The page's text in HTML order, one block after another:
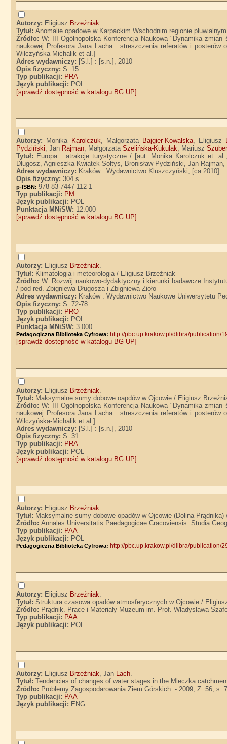
Autorzy: Eligiusz Brzeźniak.
Tytuł:Anomalie opadowe w Karpackim Wschodnim regionie
Źródło:W: III Ogólnopolska Konferencja Naukowa "Dynamika zmian
naukowej Profesora Jana Lacha : streszczenia referatów i
Wilczyńska-Michalik et al.]
Adres wydawniczy: [S.l.] : [s.n.], 2010
Opis fizyczny:S. 15
Typ publikacji: PRA
Język publikacji: POL
[sprawdź dostępność w katalogu BG UP]
Autorzy: Monika Karolczuk, Małgorzata Bajgier-Kowalska, Eligiusz
Pydziński, Jan Rajman, MałgorzataSzelińska-Kukulak, Mariusz
Tytuł: Europa : atrakcje turystyczne / [aut. Monika Karolczuk et.
Długosz, Agnieszka Kwiatek-Sołtys, Bronisław Pydziński, Jan
Adres wydawniczy: Kraków : Wydawnictwo Kluszczyński, [ca 2010]
Opis fizyczny:304 s.
p-ISBN:978-83-7447-112-1
Typ publikacji: PM
Język publikacji: POL
Punktacja MNiSW: 12.000
[sprawdź dostępność w katalogu BG UP]
Autorzy: Eligiusz Brzeźniak.
Tytuł: Klimatologia i meteorologia / Eligiusz Brzeźniak
Źródło: W: Rozwój naukowo-dydaktyczny i kierunki badawcze
/ pod red. Zbigniewa Długosza i Zbigniewa Zioło
Adres wydawniczy: Kraków : Wydawnictwo Naukowe Uniwersytetu
Opis fizyczny:S. 72-78
Typ publikacji: PRO
Język publikacji: POL
Punktacja MNiSW:3.000
Pedagogiczna Biblioteka Cyfrowa: http://pbc.up.krakow.pl/dlibra/publication/
[sprawdź dostępność w katalogu BG UP]
Autorzy: Eligiusz Brzeźniak.
Tytuł: Maksymalne sumy dobowe oapdów w Ojcowie / Eligiusz
Źródło:W: III Ogólnopolska Konferencja Naukowa "Dynamika zmian
naukowej Profesora Jana Lacha : streszczenia referatów i
Wilczyńska-Michalik et al.]
Adres wydawniczy: [S.l.] : [s.n.], 2010
Opis fizyczny:S. 31
Typ publikacji: PRA
Język publikacji: POL
[sprawdź dostępność w katalogu BG UP]
Autorzy: Eligiusz Brzeźniak.
Tytuł: Maksymalne sumy dobowe opadów w Ojcowie (Dolina
Źródło:Annales Universitatis Paedagogicae Cracoviensis. Studia
Typ publikacji: PAA
Język publikacji: POL
Pedagogiczna Biblioteka Cyfrowa: http://pbc.up.krakow.pl/dlibra/publication/
Autorzy: Eligiusz Brzeźniak.
Tytuł:Struktura czasowa opadów atmosferycznych w Ojcowie /
Źródło: Prądnik. Prace i Materiały Muzeum im. Prof. Władysława
Typ publikacji: PAA
Język publikacji: POL
Autorzy: Eligiusz Brzeźniak, Jan Lach.
Tytuł:Tendencies of changes of water stages in the Mleczka
Źródło: Problemy Zagospodarowania Ziem Górskich. - 2009, Z. 56, s.
Typ publikacji: PAA
Język publikacji: ENG